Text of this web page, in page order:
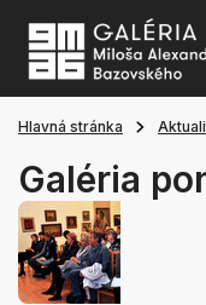
Hlavná stránka
Galéria